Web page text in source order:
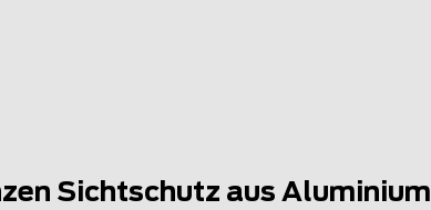
Sichtschutz aus Aluminium